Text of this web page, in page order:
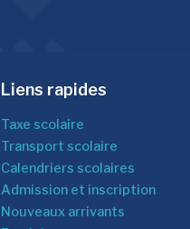
Liens rapides
Taxe scolaire
Transport scolaire
Calendriers scolaires
Admission et inscription
Nouveaux arrivants